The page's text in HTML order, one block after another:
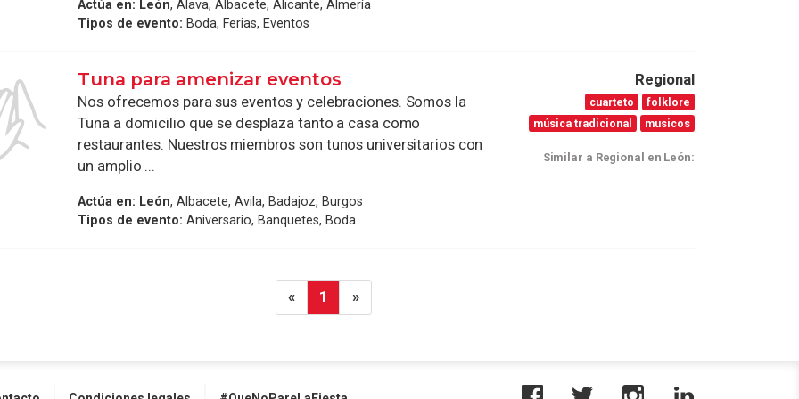
Actúa en: León, Álava, Albacete, Alicante, Almería
Tipos de evento: Boda, Ferias, Eventos
Tuna para amenizar eventos
Nos ofrecemos para sus eventos y celebraciones. Somos la
Tuna a domicilio que se desplaza tanto a casa como
restaurantes. Nuestros miembros son tunos universitarios con
un amplio ...
Actúa en: León, Albacete, Avila, Badajoz, Burgos
Tipos de evento: Aniversario, Banquetes, Boda
Regional
cuarteto
folklore
música tradicional
musicos
Similar a Regional en León:
« 1 »